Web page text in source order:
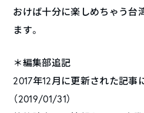
おけば十分に楽しめちゃう台
ます。
＊編集部追記
2017年12月に更新された記事
（2019/01/31）